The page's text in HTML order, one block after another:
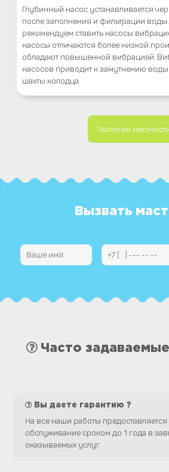
Глубинный насос устанавливается
после заполнения и фильтрации
рекомендуем ставить насосы
насосы отличаются более низкой
обладают повышенной вибрацией.
насосов приводит к замутнению
шахты колодца.
Геология
Вызвать
Часто задаваемые
Вы даете гарантию ?
На все наши работы предоставляется
обслуживание сроком до 1 года в
оказываемых услуг.